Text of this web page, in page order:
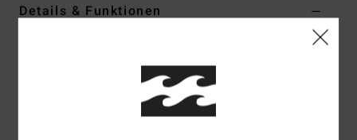
Details & Funktionen
Farbcodepsd